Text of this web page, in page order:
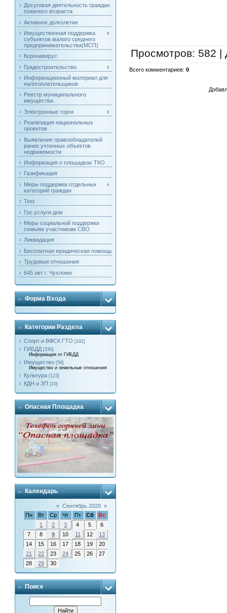
Досуговая деятельность граждан
пожилого возраста
Активное долголетие
Имущественная поддержка
субъектов малого среднего
предпринимательства(МСП)
Коронавирус
Градостроительство
Информационный материал для
налогоплательщиков
Реестр муниципального
имущества
Электронные торги
Реализация национальных
проектов
Выявление правообладателей
ранее учтенных объектов
недвижемости
Информация о площадках ТКО
Газификация
Меры поддержки отдельных
категорий граждан
Test
Гос.услуги дом
Меры социальной поддержки
семьям участникам СВО
Ликвидация
Бесплатная юридическая помощь
Трудовые отношения
645 лет г. Чухломе
Форма Входа
Категории Раздела
Спорт и ВФСК ГТО [192]
ГИБДД [330]
Информация от ГИБДД
Имущество [58]
Имущество и земельные отношения
Культура [123]
КДН и ЗП [10]
Опасная Площадка
Календарь
« Сентябрь 2020 »
Пн
Вт Ср Чт Пт Сб
Вс
1
2 3 4 5
6
7
8 9 10 11 12
13
14
15 16 17 18 19
20
21
22 23 24 25 26
27
28
29 30
Поиск
Просмотров: 582 |
Всего комментариев:0